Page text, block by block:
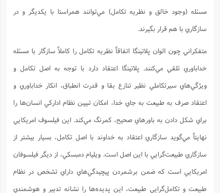
مسئله (وجود خالق و نظريه تكامل) مي‌توانند همراستا با يكديگر و در
سازگاري با هم قرار بگيرند.
متفكراني چون الوان پلاتينگا اتفاقاً نظريه تكامل را كاملاً سازگار با مسئله
خداباوري تلقي مي‌كنند. پلاتينگا اعتقاد دارد با توجه به اصل تكامل و
ويژگي‌هاي سيرتكاملي نظير تنازع بقا و قدرت انطباق، انكار خداباوري و
اعتقاد صرف به طبيعت به جاي خدا، امكان تبيين نظام اداركي انسان‌ها را
براي شكل دادن به باورهاي صحيح، كمرنگ مي‌كند. اين فيلسوف امريكايي
نهايتاً مي‌گويد سازگاري اعتقاد به خداوند با اصل تكامل، بسيار بيشتر از
سازگاري طبيعت‌گرايي با اين اصل است. ويليام دمبسكي، از ديگر فيلسوفان
امريكايي است كه ضمن برشمردن پيچيدگي‌هاي داراي تشخص در نظام
طبيعت و تكامل‌گرايي طبيعت، اين پديده‌ها را نشانه تدبير و هوشمندي